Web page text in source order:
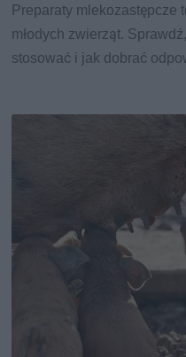
Preparaty mlekozastępcze
młodych zwierząt.
stosować i jak dobrać